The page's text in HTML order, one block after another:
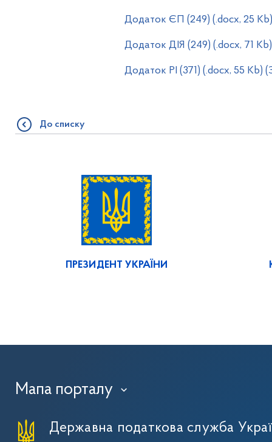
Додаток ЄП (249) (.docx, 25
Додаток ДІЯ (249) (.docx, 71
Додаток РІ (371) (.docx, 55 Kb)
До списку
ПРЕЗИДЕНТ УКРАЇНИ
Мапа порталу ›
Державна податкова служба